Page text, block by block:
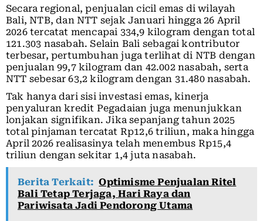
Secara regional, penjualan cicil emas di wilayah
Bali, NTB, dan NTT sejak Januari hingga 26 April
2026 tercatat mencapai 334,9 kilogram dengan total
121.303 nasabah. Selain Bali sebagai kontributor
terbesar, pertumbuhan juga terlihat di NTB dengan
penjualan 99,7 kilogram dan 42.002 nasabah, serta
NTT sebesar 63,2 kilogram dengan 31.480 nasabah.
Tak hanya dari sisi investasi emas, kinerja
penyaluran kredit Pegadaian juga menunjukkan
lonjakan signifikan. Jika sepanjang tahun 2025
total pinjaman tercatat Rp12,6 triliun, maka hingga
April 2026 realisasinya telah menembus Rp15,4
triliun dengan sekitar 1,4 juta nasabah.
Berita Terkait: Optimisme Penjualan Ritel
Bali Tetap Terjaga, Hari Raya dan
Pariwisata Jadi Pendorong Utama